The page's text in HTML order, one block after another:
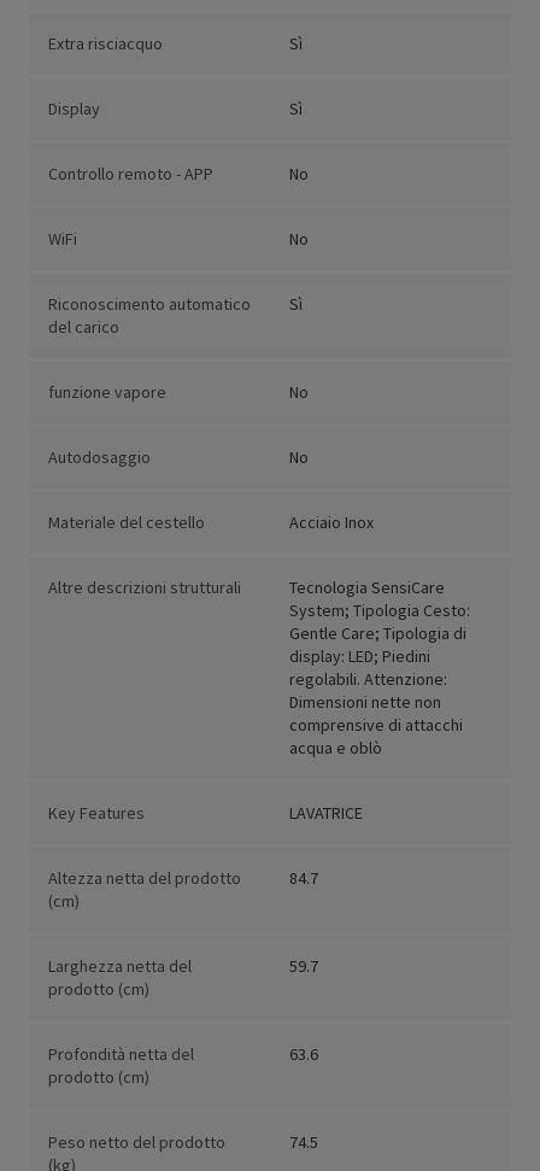
Extra risciacquo Sì
Display Sì
Controllo remoto - APP No
WiFi No
Riconoscimento automatico
del carico
Sì
funzione vapore No
Autodosaggio No
Materiale del cestello Acciaio Inox
Altre descrizioni strutturali
Tecnologia SensiCare
System; Tipologia Cesto:
Gentle Care; Tipologia di
display: LED; Piedini
regolabili. Attenzione:
Dimensioni nette non
comprensive di attacchi
acqua e oblò
Key Features LAVATRICE
Altezza netta del prodotto
(cm)
84.7
Larghezza netta del
prodotto (cm)
59.7
Profondità netta del
prodotto (cm)
63.6
Peso netto del prodotto
(kg)
74.5